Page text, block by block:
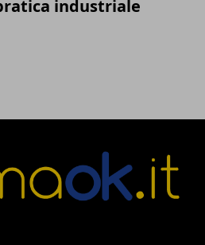
industriale